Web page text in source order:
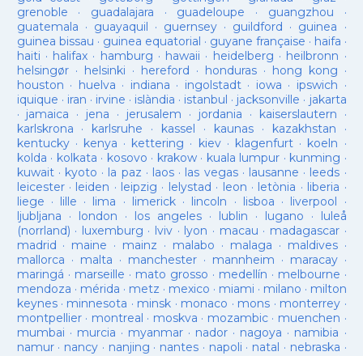
grenoble · guadalajara · guadeloupe · guangzhou ·
guatemala · guayaquil · guernsey· guildford · guinea ·
guinea bissau · guinea equatorial · guyane française · haifa ·
haiti · halifax · hamburg · hawaii · heidelberg · heilbronn ·
helsingør· helsinki · hereford · honduras· hong kong ·
houston · huelva · indiana · ingolstadt· iowa · ipswich ·
iquique · iran · irvine · islàndia · istanbul · jacksonville · jakarta
· jamaica · jena · jerusalem · jordania · kaiserslautern ·
karlskrona · karlsruhe · kassel · kaunas· kazakhstan ·
kentucky· kenya · kettering · kiev· klagenfurt · koeln ·
kolda · kolkata · kosovo · krakow· kuala lumpur · kunming ·
kuwait· kyoto · la paz · laos· las vegas· lausanne · leeds ·
leicester· leiden · leipzig · lelystad · leon · letònia · liberia ·
liege · lille · lima · limerick· lincoln · lisboa · liverpool ·
ljubljana · london · los angeles· lublin · lugano · luleå
(norrland) · luxemburg · lviv · lyon · macau · madagascar·
madrid · maine · mainz · malabo · malaga · maldives·
mallorca · malta · manchester· mannheim · maracay·
maringá · marseille · mato grosso · medellín · melbourne ·
mendoza · mérida · metz · mexico · miami · milano · milton
keynes· minnesota · minsk · monaco · mons · monterrey ·
montpellier· montreal · moskva · mozambic· muenchen ·
mumbai · murcia · myanmar· nador · nagoya · namibia ·
namur· nancy · nanjing · nantes · napoli · natal · nebraska ·